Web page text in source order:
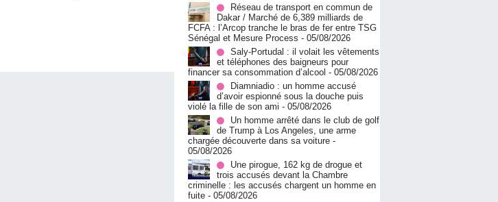
Réseau de transport en commun de
Dakar / Marché de 6,389 milliards de
FCFA : l’Arcop tranche le bras de fer entre TSG
Sénégal et Mesure Process - 05/08/2026
Saly-Portudal : il volait les vêtements
et téléphones des baigneurs pour
financer sa consommation d’alcool - 05/08/2026
Diamniadio : un homme accusé
d’avoir espionné sous la douche puis
violé la fille de son ami - 05/08/2026
Un homme arrêté dans le club de golf
de Trump à Los Angeles, une arme
chargée découverte dans sa voiture -
05/08/2026
Une pirogue, 162 kg de drogue et
trois accusés devant la Chambre
criminelle : les accusés chargent un homme en
fuite - 05/08/2026